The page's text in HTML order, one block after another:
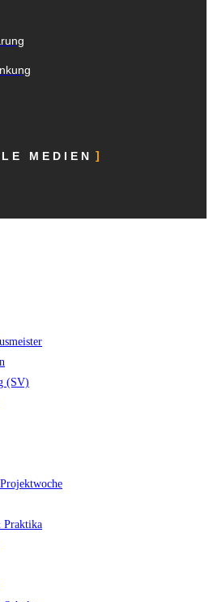
MEDIEN
(SV)
Praktika